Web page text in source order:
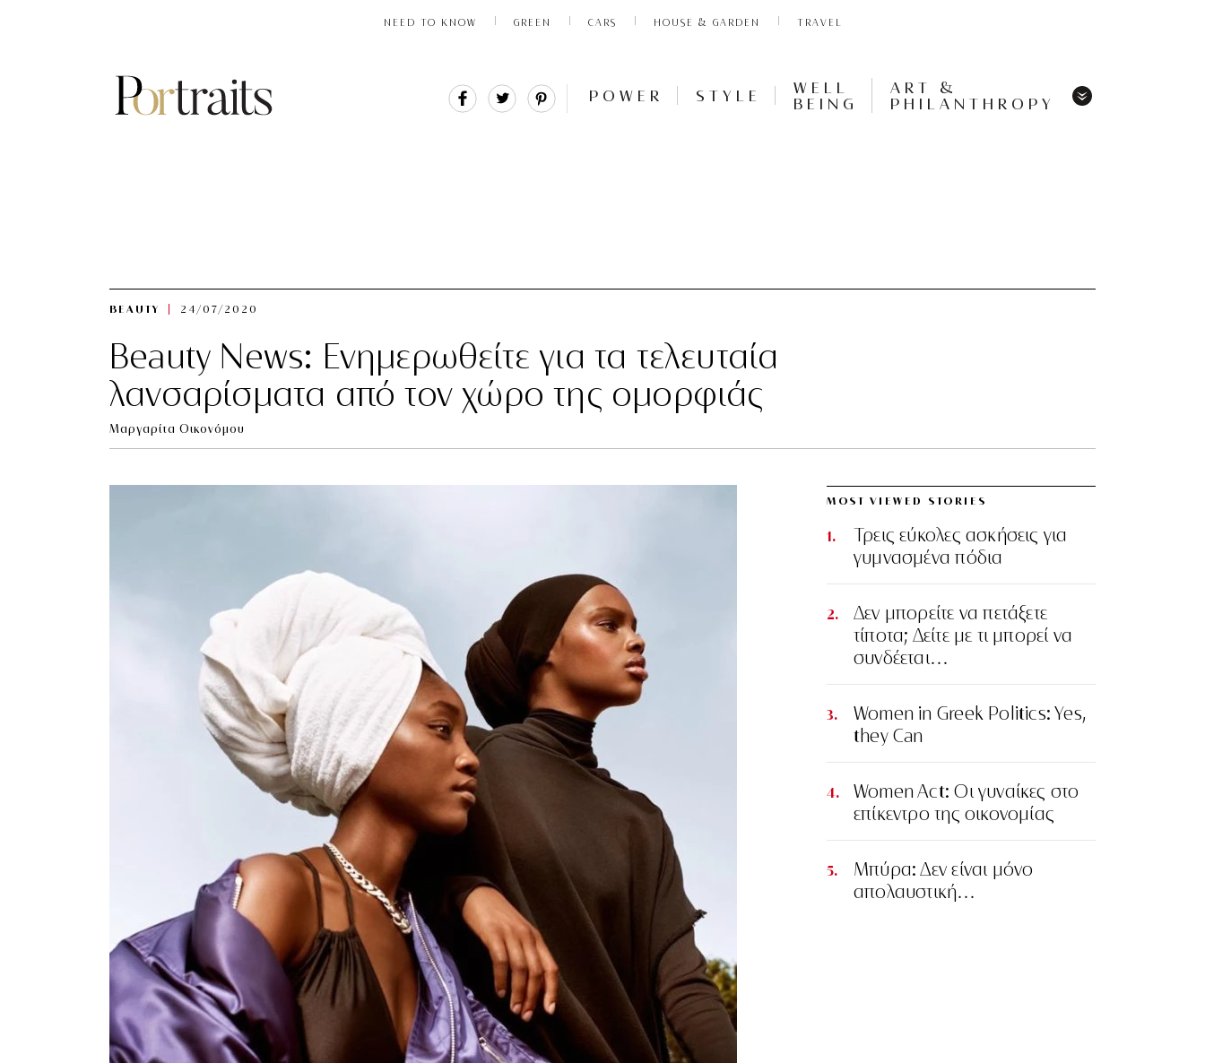
NEED TO KNOW GREEN CARS HOUSE & GARDEN TRAVEL
Share Tweet POWER STYLE
WELL
BEING
ART &
PHILANTHROPY
BEAUTY 24/07/2020
Beauty News: Ενημερωθείτε για τα τελευταία
λανσαρίσματα από τον χώρο της ομορφιάς
Μαργαρίτα Οικονόμου
MOST VIEWED STORIES
Τρεις εύκολες ασκήσεις για
γυμνασμένα πόδια
Δεν μπορείτε να πετάξετε
τίποτα; Δείτε με τι μπορεί να
συνδέεται…
Women in Greek Politics: Yes,
they Can
Women Act: Οι γυναίκες στο
επίκεντρο της οικονομίας
Μπύρα: Δεν είναι μόνο
απολαυστική…